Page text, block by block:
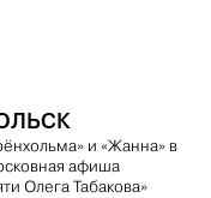
и «Жанна» в
афиша
Олега Табакова»